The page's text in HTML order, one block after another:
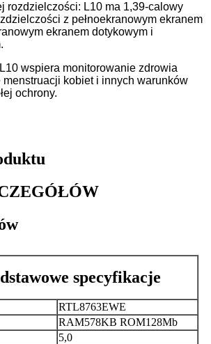
rozdzielczości: L10 ma 1,39-calowy
z pełnoekranowym ekranem
ekranem dotykowym i
wspiera monitorowanie zdrowia
menstruacji kobiet i innych warunków
ochrony.
specyfikacje
RTL8763EWE
RAM578KB ROM128Mb
5,0